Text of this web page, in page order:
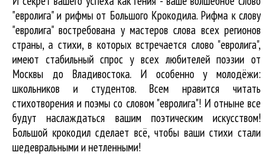
"евролига" и рифмы от Большого Крокодила. Рифма к слову
"евролига" востребована у мастеров слова всех регионов
страны, а стихи, в которых встречается слово "евролига",
имеют стабильный спрос у всех любителей поэзии от
Москвы до Владивостока. И особенно у молодёжи:
школьников и студентов. Всем нравится читать
стихотворения и поэмы со словом "евролига"! И отныне все
будут наслаждаться вашим поэтическим искусством!
Большой крокодил cделает всё, чтобы ваши стихи стали
шедевральными и нетленными!